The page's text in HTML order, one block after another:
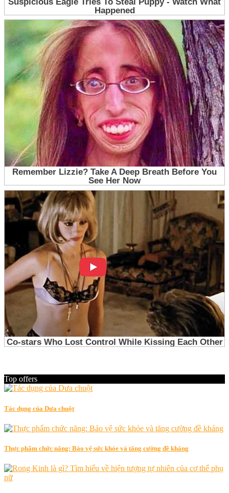
Top offers
Tác dụng của Dưa chuột
Thực phẩm chức năng: Bảo vệ sức khỏe và tăng cường đề kháng